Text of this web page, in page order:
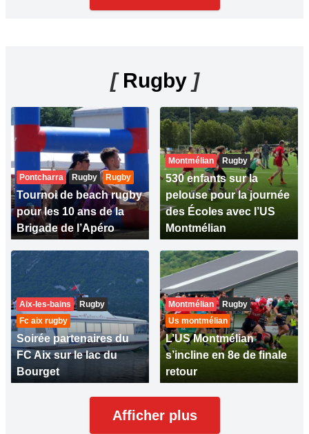
[Rugby ]
Pontcharra Rugby Rugby
Tournoi de beach rugby
pour les 10 ans de la
Brigade de l’Apéro
Montmélian Rugby
530 enfants sur la
pelouse pour la journée
des Écoles avec l’US
Montmélian
Aix-les-bains
Rugby
Fc aix rugby
Soirée partenaires du
FC Aix sur le lac du
Bourget
Montmélian
Rugby
Us montmélian
L’US Montmélian
s’incline en 8e de finale
retour
Afficher plus